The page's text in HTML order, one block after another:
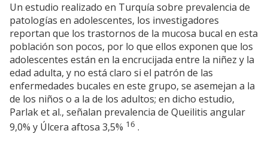
Un estudio realizado en Turquía sobre prevalencia de
patologías en adolescentes, los investigadores
reportan que los trastornos de la mucosa bucal en esta
población son pocos, por lo que ellos exponen que los
adolescentes están en la encrucijada entre la niñez y la
edad adulta, y no está claro si el patrón de las
enfermedades bucales en este grupo, se asemejan a la
de los niños o a la de los adultos; en dicho estudio,
Parlak et al., señalan prevalencia de Queilitis angular
9,0% y Úlcera aftosa 3,5% 16 .